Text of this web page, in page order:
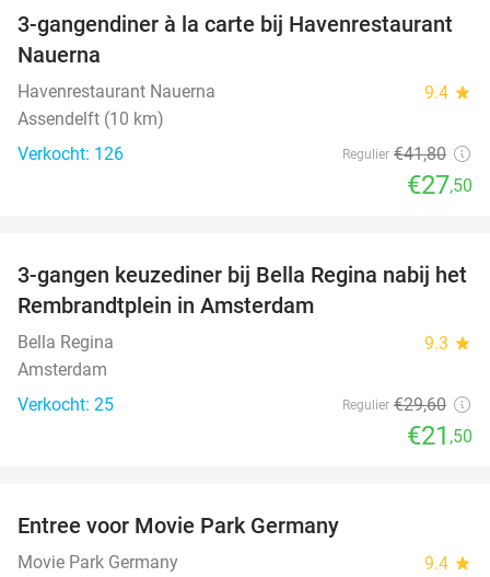
34%
3-gangendiner à la carte bij Havenrestaurant
Nauerna
Havenrestaurant Nauerna 9.4 star
Assendelft (10 km)
Verkocht: 126
Regulier €41,80
€27,50
27%
3-gangen keuzediner bij Bella Regina nabij het
Rembrandtplein in Amsterdam
Bella Regina 9.3 star
Amsterdam
Verkocht: 25
Regulier €29,60
€21 ,50
Entree voor Movie Park Germany
Movie Park Germany 9.4 star